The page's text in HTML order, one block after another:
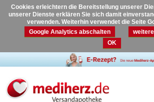
Cookies erleichtern die Bereitstellung unserer
unserer Dienste erklären Sie sich damit
verwenden. Weiterhin verwendet die Seite
Google Analytics abschalten
OK